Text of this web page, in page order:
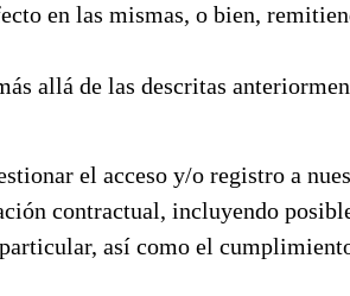
en las mismas, o bien,
allá de las descritas
el acceso y/o registro a
contractual, incluyendo
así como el